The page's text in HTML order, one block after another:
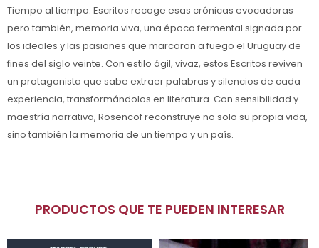
Tiempo al tiempo. Escritos recoge esas crónicas evocadoras
pero también, memoria viva, una época fermental signada por
los ideales y las pasiones que marcaron a fuego el Uruguay de
fines del siglo veinte. Con estilo ágil, vivaz, estos Escritos reviven
un protagonista que sabe extraer palabras y silencios de cada
experiencia, transformándolos en literatura. Con sensibilidad y
maestría narrativa, Rosencof reconstruye no solo su propia vida,
sino también la memoria de un tiempo y un país.
PRODUCTOS QUE TE PUEDEN INTERESAR